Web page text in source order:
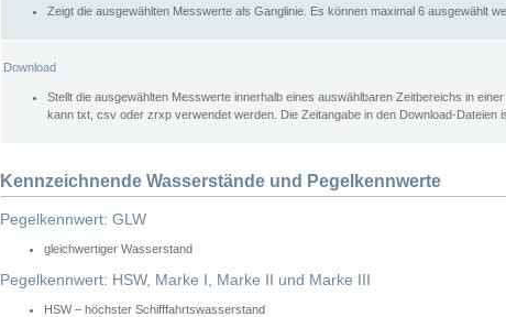
Zeigt die ausgewählten Messwerte als Ganglinie. Es können maximal 6 ausgewählt
Download
Stellt die ausgewählten Messwerte innerhalb eines auswählbaren Zeitbereichs in
kann txt, csv oder zrxp verwendet werden. Die Zeitangabe in den Download-Dateien
Kennzeichnende Wasserstände und Pegelkennwerte
Pegelkennwert: GLW
gleichwertiger Wasserstand
Pegelkennwert: HSW, Marke I, Marke II und Marke III
HSW – höchster Schifffahrtswasserstand